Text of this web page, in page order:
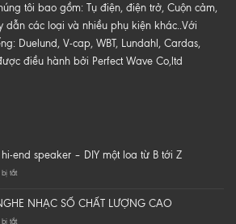
tôi bao gồm: Tụ điện, điện trở, Cuộn cảm,
dẫn các loại và nhiều phụ kiện khác..Với
Duelund, V-cap, WBT, Lundahl, Cardas,
điều hành bởi Perfect Wave Co,ltd
end speaker – DIY một loa từ B tới Z
tắtở
yourself
a
NHẠC SỐ CHẤT LƯỢNG CAO
tắtở